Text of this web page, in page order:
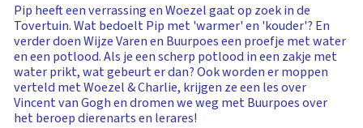
Pip heeft een verrassing en Woezel gaat op zoek in de
Tovertuin. Wat bedoelt Pip met 'warmer' en 'kouder'? En
verder doen Wijze Varen en Buurpoes een proefje met water
en een potlood. Als je een scherp potlood in een zakje met
water prikt, wat gebeurt er dan? Ook worden er moppen
verteld met Woezel & Charlie, krijgen ze een les over
Vincent van Gogh en dromen we weg met Buurpoes over
het beroep dierenarts en lerares!